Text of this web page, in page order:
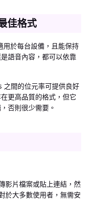
佳格式
用於每台設備，且能保持
語音內容，都可以依靠
間的位元率可提供良好
更高品質的格式，但它
否則很少需要。
影片檔案或貼上連結，然
於大多數使用者，無需安